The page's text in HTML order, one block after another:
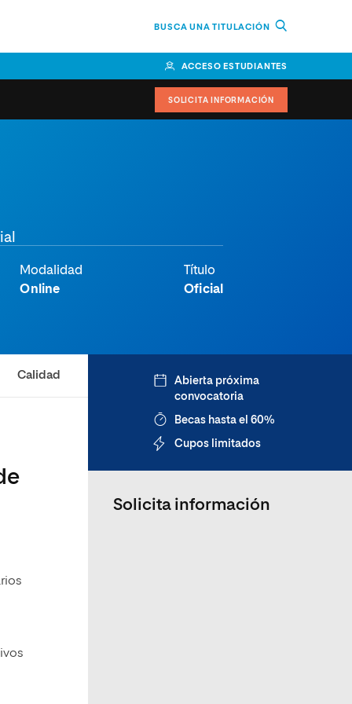
BUSCA UNA TITULACIÓN
ACCESO ESTUDIANTES
SOLICITA INFORMACIÓN
Modalidad
Online
Título
Oficial
Calidad
Abierta próxima
convocatoria
Becas hasta el 60%
Cupos limitados
Solicita información